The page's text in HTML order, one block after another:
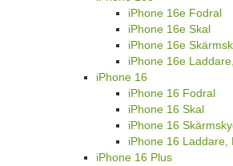
iPhone 16e Fodral
iPhone 16e Skal
iPhone 16e
iPhone 16e
iPhone 16
iPhone 16 Fodral
iPhone 16 Skal
iPhone 16
iPhone 16 Laddare,
iPhone 16 Plus